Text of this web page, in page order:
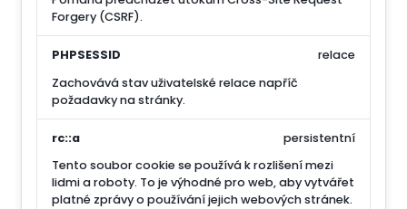
Forgery (CSRF).
PHPSESSID
Zachovává stav uživatelské relace napříč
požadavky na stránky.
relace
rc::a
Tento soubor cookie se používá k rozlišení mezi
lidmi a roboty. To je výhodné pro web, aby vytvářet
platné zprávy o používání jejich webových stránek.
persistentní